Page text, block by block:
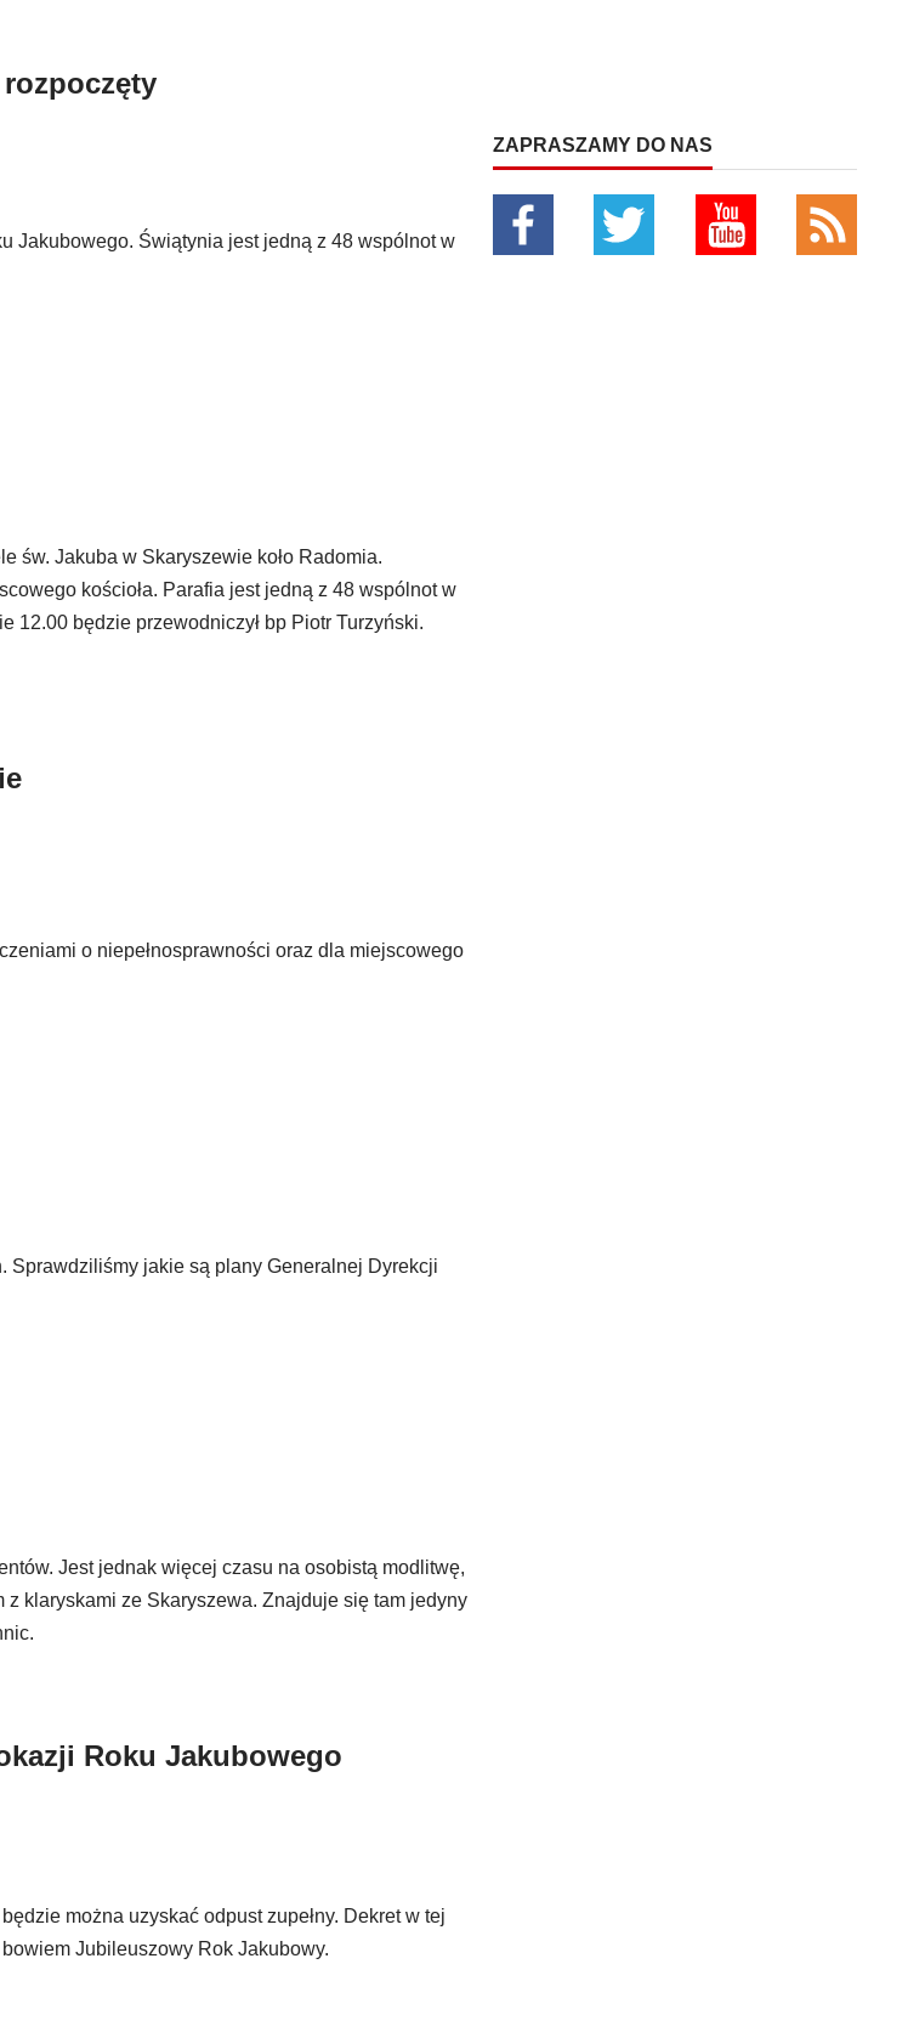
Jakubowego. Świątynia jest jedną z 48 wspólnot w
św. Jakuba w Skaryszewie koło Radomia.
kościoła. Parafia jest jedną z 48 wspólnot w
12.00 będzie przewodniczył bp Piotr Turzyński.
o niepełnosprawności oraz dla miejscowego
Sprawdziliśmy jakie są plany Generalnej Dyrekcji
Jest jednak więcej czasu na osobistą modlitwę,
klaryskami ze Skaryszewa. Znajduje się tam jedyny
Roku Jakubowego
można uzyskać odpust zupełny. Dekret w tej
Jubileuszowy Rok Jakubowy.
ZAPRASZAMY DO NAS